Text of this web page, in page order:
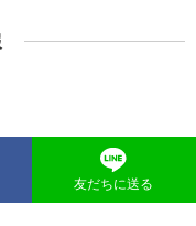
友だちに送る